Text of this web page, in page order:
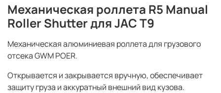
Механическая роллета R5 Manual
Roller Shutter для JAC T9
Механическая алюминиевая роллета для грузового
отсека GWM POER.
Открывается и закрывается вручную, обеспечивает
защиту груза и аккуратный внешний вид кузова.